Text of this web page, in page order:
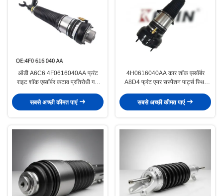
ऑडी A6C6 4F0616040AA फ्रंट
राइट शॉक एब्सॉर्बर कटाव प्रतिरोधी गर्मी
सबसे अच्छी कीमत पाएं
4H0616040AA कार शॉक एब्सॉर्बर
A8D4 फ्रंट एयर सस्पेंशन पार्ट्स स्थिर
सबसे अच्छी कीमत पाएं